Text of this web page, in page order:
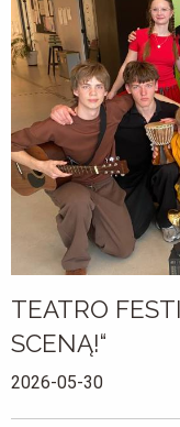
TEATRO
SCENĄ!“
2026-05-30